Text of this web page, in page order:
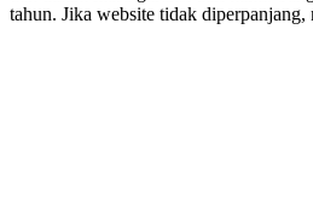
tahun. Jika website tidak diperpanjang,